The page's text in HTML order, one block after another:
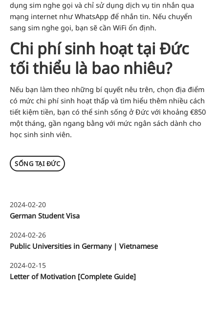
dụng sim nghe gọi và chỉ sử dụng dịch vụ tin nhắn qua
mạng internet như WhatsApp để nhắn tin. Nếu chuyển
sang sim nghe gọi, bạn sẽ cần WiFi ổn định.
Chi phí sinh hoạt tại Đức
tối thiểu là bao nhiêu?
Nếu bạn làm theo những bí quyết nêu trên, chọn địa điểm
có mức chi phí sinh hoạt thấp và tìm hiểu thêm nhiều cách
tiết kiệm tiền, bạn có thể sinh sống ở Đức với khoảng €850
một tháng, gần ngang bằng với mức ngân sách dành cho
học sinh sinh viên.
SỐNG TẠI ĐỨC
2024-02-20
German Student Visa
2024-02-26
Public Universities in Germany | Vietnamese
2024-02-15
Letter of Motivation [Complete Guide]